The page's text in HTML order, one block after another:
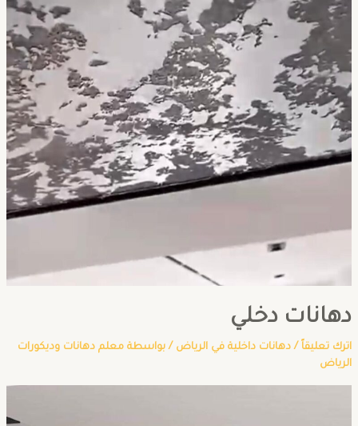
دهانات دخلي
اترك تعليقاً / دهانات داخلية في الرياض / بواسطة معلم دهانات وديكورات
الرياض